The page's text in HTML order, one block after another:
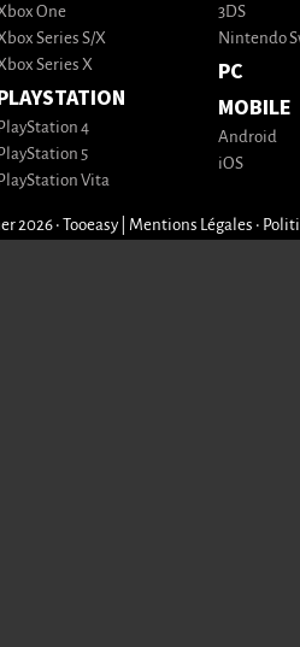
One
Series S/X
Series X
4
5
Vita
3DS
Nintendo
PC
MOBILE
Android
iOS
2026 • Tooeasy Mentions Légales •